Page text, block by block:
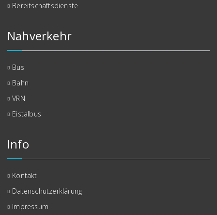
Bereitschaftsdienste
Nahverkehr
Bus
Bahn
VRN
Eistalbus
Info
Kontakt
Datenschutzerklärung
Impressum